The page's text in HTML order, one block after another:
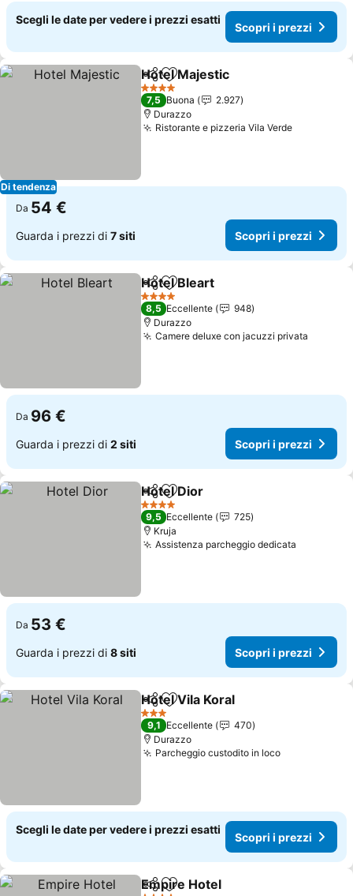
Scegli le date per vedere i prezzi esatti
Scopri i prezzi
Di tendenza
CondividiAggiungi ai preferiti
Hotel Majestic
4 Stelle
7,5 Buona
2.927
Durazzo
Ristorante e pizzeria Vila Verde
Da 54 €
Guarda i prezzi di 7 siti Scopri i prezzi
CondividiAggiungi ai preferiti
Hotel Bleart
4 Stelle
8,5 Eccellente
948
Durazzo
Camere deluxe con jacuzzi privata
Da 96 €
Guarda i prezzi di 2 siti Scopri i prezzi
CondividiAggiungi ai preferiti
Hotel Dior
4 Stelle
9,5 Eccellente
725
Kruja
Assistenza parcheggio dedicata
Da 53 €
Guarda i prezzi di 8 siti Scopri i prezzi
CondividiAggiungi ai preferiti
Hotel Vila Koral
3 Stelle
9,1 Eccellente
470
Durazzo
Parcheggio custodito in loco
Scegli le date per vedere i prezzi esatti
Scopri i prezzi
CondividiAggiungi ai preferiti
Empire Hotel